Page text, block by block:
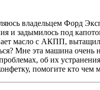
владельцем Форд
и задымилось под
масло с АКПП,
Мне эта машина очень
об их
помогите кто чем